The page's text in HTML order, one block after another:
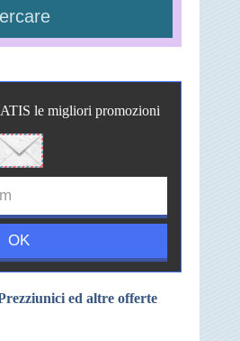
le migliori promozioni
ed altre offerte